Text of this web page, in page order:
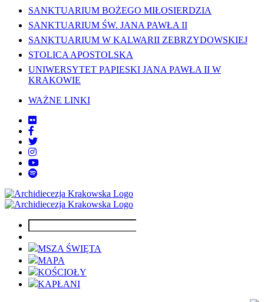
SANKTUARIUM BOŻEGO MIŁOSIERDZIA
SANKTUARIUM ŚW. JANA PAWŁA II
SANKTUARIUM W KALWARII ZEBRZYDOWSKIEJ
STOLICA APOSTOLSKA
UNIWERSYTET PAPIESKI JANA PAWŁA II W
KRAKOWIE
WAŻNE LINKI
MSZA ŚWIĘTA
MAPA
KOŚCIOŁY
KAPŁANI